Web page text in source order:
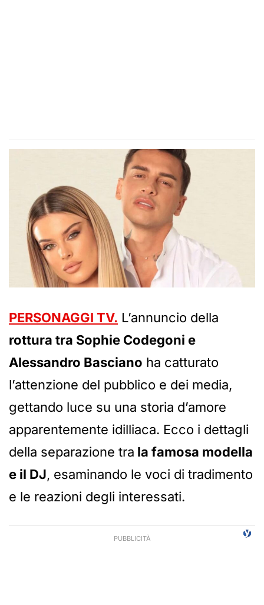
PERSONAGGI TV. L’annuncio della
rottura tra Sophie Codegoni e
Alessandro Basciano ha catturato
l’attenzione del pubblico e dei media,
gettando luce su una storia d’amore
apparentemente idilliaca. Ecco i dettagli
della separazione tra la famosa modella
e il DJ, esaminando le voci di tradimento
e le reazioni degli interessati.